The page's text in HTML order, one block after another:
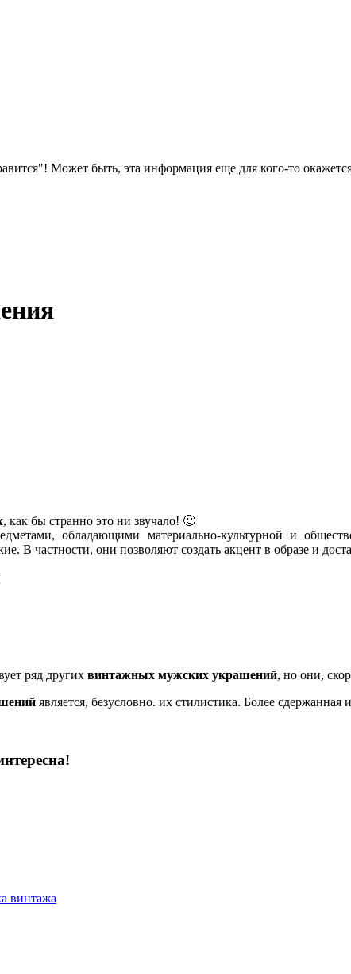
Может быть, эта информация еще для кого-то
, как бы странно это ни звучало! 🙂
обладающими материально-культурной и
частности, они позволяют создать акцент в образе и
ряд других винтажных мужских украшений, но они,
является, безусловно. их стилистика. Более
винтажа